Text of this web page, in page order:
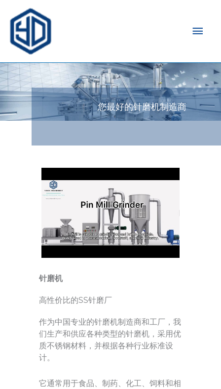
菜
单
您最好的针磨机制造商
针磨机
高性价比的SS针磨厂
作为中国专业的针磨机制造商和工厂，我
们生产和供应各种类型的针磨机，采用优
质不锈钢材料，并根据各种行业标准设
计。
它通常用于食品、制药、化工、饲料和相